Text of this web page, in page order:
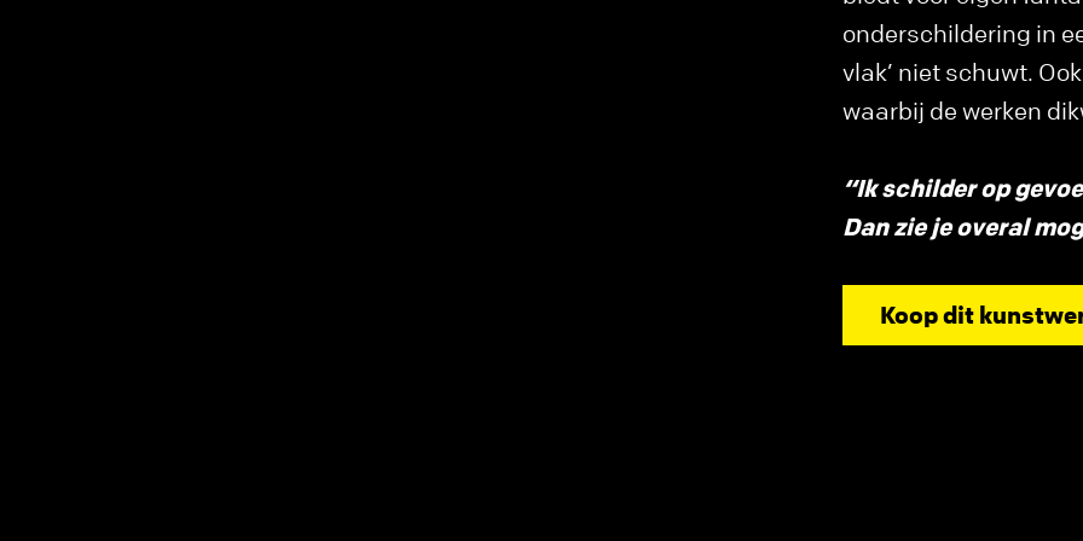
onderschildering in
vlak’ niet schuwt.
waarbij de werken
“Ik schilder op
Dan zie je overal
Koop dit